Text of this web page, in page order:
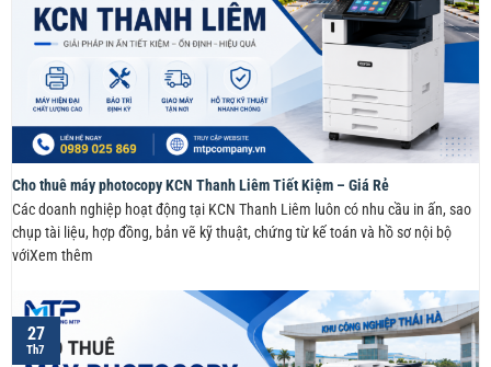
Cho thuê máy photocopy KCN Thanh Liêm Tiết Kiệm – Giá Rẻ
Các doanh nghiệp hoạt động tại KCN Thanh Liêm luôn có nhu cầu in ấn, sao
chụp tài liệu, hợp đồng, bản vẽ kỹ thuật, chứng từ kế toán và hồ sơ nội bộ
vớiXem thêm
27
Th7